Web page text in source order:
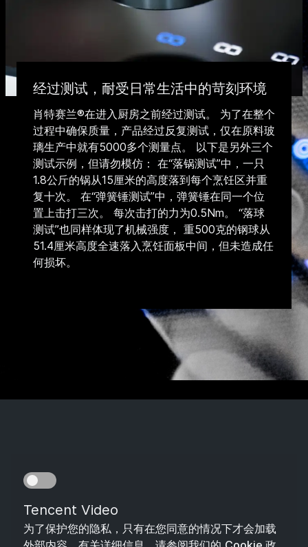
经过测试，耐受日常生活中的苛刻环境
肖特赛兰®在进入厨房之前经过测试。 为了在整个
过程中确保质量，产品经过反复测试，仅在原料玻
璃生产中就有5000多个测量点。 以下是另外三个
测试示例，但请勿模仿： 在“落锅测试”中，一只
1.8公斤的锅从15厘米的高度落到每个烹饪区并重
复十次。 在“弹簧锤测试”中，弹簧锤在同一个位
置上击打三次。 每次击打的力为0.5Nm。 “落球
测试”也同样体现了机械强度， 重500克的钢球从
51.4厘米高度全速落入烹饪面板中间，但未造成任
何损坏。
Tencent Video
为了保护您的隐私，只有在您同意的情况下才会加载